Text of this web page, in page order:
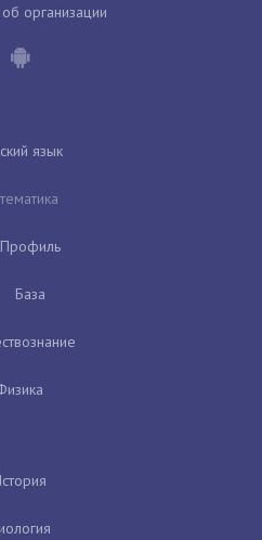
организации
язык
Профиль
База